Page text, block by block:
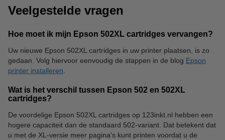
Papiermanden
Veelgestelde vragen
Hoe moet ik mijn Epson 502XL cartridges vervangen?
Uw nieuwe Epson 502XL cartridges in uw printer plaatsen, is zo
gedaan. Volg hiervoor eenvoudig de stappen in de blog Epson
printer installeren
Wat is het verschil tussen Epson 502 en 502XL
cartridges?
De voordelige Epson 502XL cartridges op 123inkt.nl hebben een
hogere capaciteit dan de standaard 502-variant. Dat betekent dat
u met de XL-versie meer pagina's kunt printen voordat u de